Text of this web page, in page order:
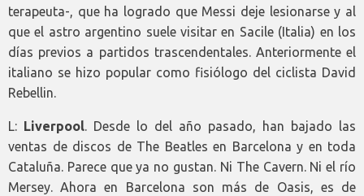
terapeuta-, que ha logrado que Messi deje lesionarse y al
que el astro argentino suele visitar en Sacile (Italia) en los
días previos a partidos trascendentales. Anteriormente el
italiano se hizo popular como fisiólogo del ciclista David
Rebellin.
L: Liverpool. Desde lo del año pasado, han bajado las
ventas de discos de The Beatles en Barcelona y en toda
Cataluña. Parece que ya no gustan. Ni The Cavern. Ni el río
Mersey. Ahora en Barcelona son más de Oasis, es de